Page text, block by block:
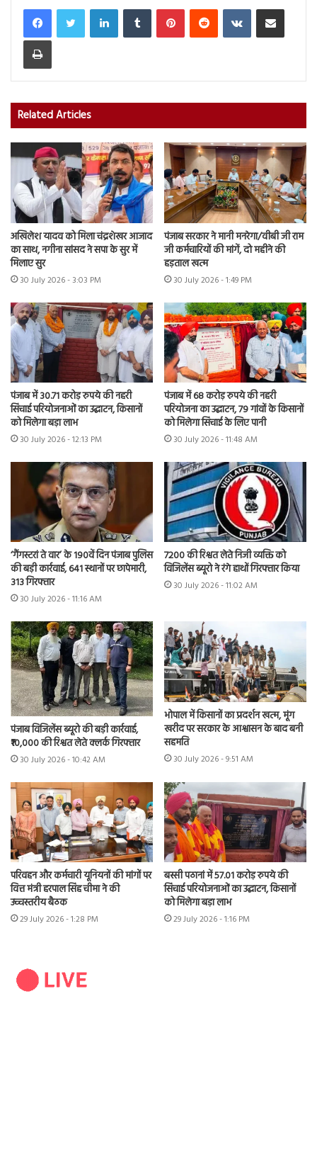
LinkedInTumblr PinterestReddit VKontakteShare via Email
Print
Related Articles
अखिलेश यादव को मिला चंद्रशेखर आजाद
का साथ, नगीना सांसद ने सपा के सुर में
मिलाए सुर
30 July 2026 - 3:03 PM
पंजाब सरकार ने मानी मनरेगा/वीबी जी राम
जी कर्मचारियों की मांगें, दो महीने की
हड़ताल खत्म
30 July 2026 - 1:49 PM
पंजाब में 30.71 करोड़ रुपये की नहरी
सिंचाई परियोजनाओं का उद्घाटन, किसानों
को मिलेगा बड़ा लाभ
30 July 2026 - 12:13 PM
पंजाब में 68 करोड़ रुपये की नहरी
परियोजना का उद्घाटन, 79 गांवों के किसानों
को मिलेगा सिंचाई के लिए पानी
30 July 2026 - 11:48 AM
‘गैंगस्टरां ते वार’ के 190वें दिन पंजाब पुलिस
की बड़ी कार्रवाई, 641 स्थानों पर छापेमारी,
313 गिरफ्तार
30 July 2026 - 11:16 AM
7200 की रिश्वत लेते निजी व्यक्ति को
विजिलेंस ब्यूरो ने रंगे हाथों गिरफ्तार किया
30 July 2026 - 11:02 AM
पंजाब विजिलेंस ब्यूरो की बड़ी कार्रवाई,
₹10,000 की रिश्वत लेते क्लर्क गिरफ्तार
30 July 2026 - 10:42 AM
भोपाल में किसानों का प्रदर्शन खत्म, मूंग
खरीद पर सरकार के आश्वासन के बाद बनी
सहमति
30 July 2026 - 9:51 AM
परिवहन और कर्मचारी यूनियनों की मांगों पर
वित्त मंत्री हरपाल सिंह चीमा ने की
उच्चस्तरीय बैठक
29 July 2026 - 1:28 PM
बस्सी पठानां में 57.01 करोड़ रुपये की
सिंचाई परियोजनाओं का उद्घाटन, किसानों
को मिलेगा बड़ा लाभ
29 July 2026 - 1:16 PM